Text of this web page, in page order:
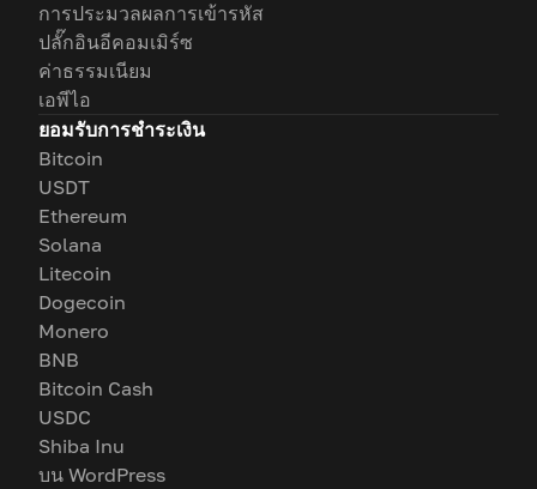
การประมวลผลการเข้ารหัส
ปลั๊กอินอีคอมเมิร์ซ
ค่าธรรมเนียม
เอพีไอ
ยอมรับการชำระเงิน
Bitcoin
USDT
Ethereum
Solana
Litecoin
Dogecoin
Monero
BNB
Bitcoin Cash
USDC
Shiba Inu
บน WordPress